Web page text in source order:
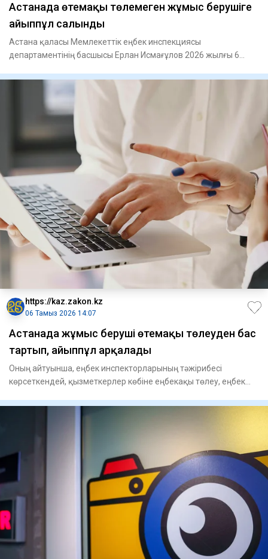
Астанада өтемақы төлемеген жұмыс берушіге
айыппұл салынды
Астана қаласы Мемлекеттік еңбек инспекциясы
департаментінің басшысы Ерлан Исмағұлов 2026 жылғы 6
https://kaz.zakon.kz
06 Тамыз 2026 14:07
Астанада жұмыс беруші өтемақы төлеуден бас
тартып, айыппұл арқалады
Оның айтуынша, еңбек инспекторларының тәжірибесі
көрсеткендей, қызметкерлер көбіне еңбекақы төлеу, еңбек